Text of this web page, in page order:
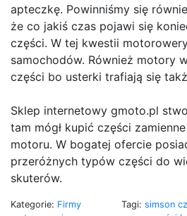
apteczkę. Powinniśmy się
że co jakiś czas pojawi się
części. W tej kwestii
samochodów. Również motory
części bo usterki trafiają się
Sklep internetowy gmoto.pl
tam mógł kupić części
motoru. W bogatej ofercie
przeróżnych typów części do
skuterów.
Kategorie: Firmy
Tagi: simson